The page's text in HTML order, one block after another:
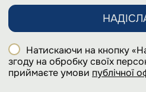
Натискаючи на кнопку
згоду на обробку своїх
приймаєте умови публічної